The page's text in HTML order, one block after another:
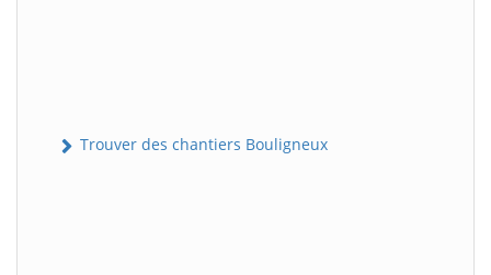
Trouver des chantiers Bouligneux